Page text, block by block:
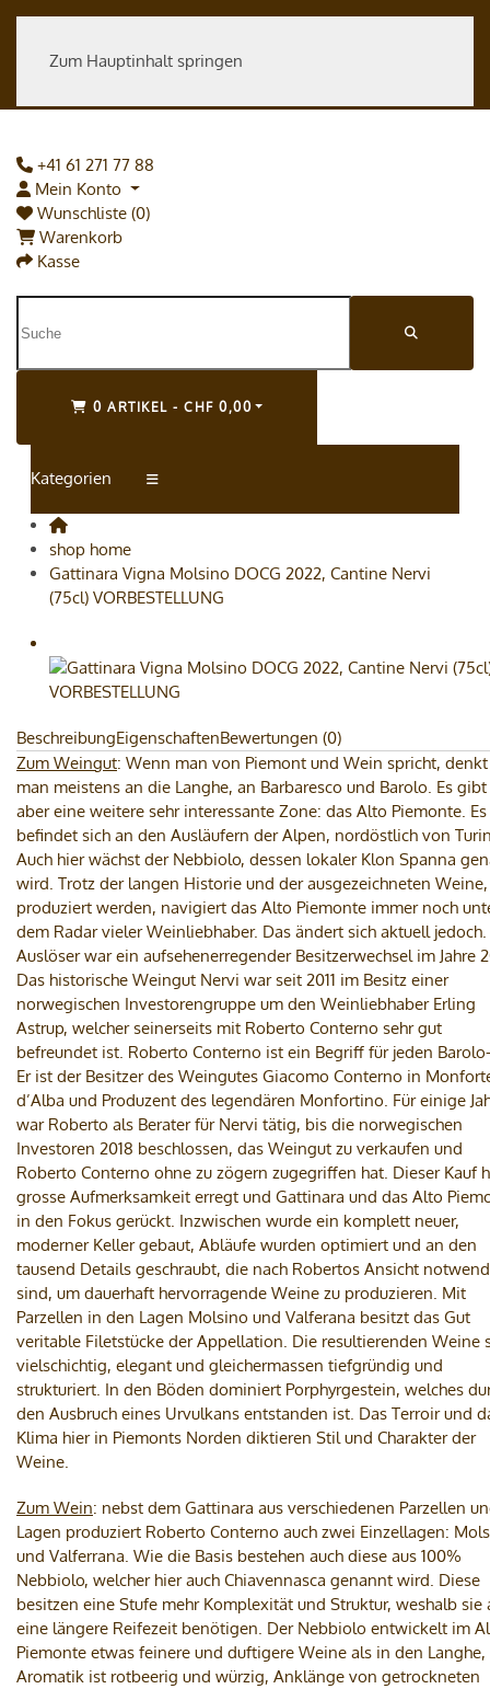
Zum Hauptinhalt springen
+41 61 271 77 88
Mein Konto
Wunschliste (0)
Warenkorb
Kasse
0 ARTIKEL - CHF 0,00
Kategorien
shop home
Gattinara Vigna Molsino DOCG 2022, Cantine Nervi
(75cl) VORBESTELLUNG
BeschreibungEigenschaftenBewertungen (0)
Zum Weingut: Wenn man von Piemont und Wein spricht, denkt
man meistens an die Langhe, an Barbaresco und Barolo. Es gibt
aber eine weitere sehr interessante Zone: das Alto Piemonte. Es
befindet sich an den Ausläufern der Alpen, nordöstlich von
Auch hier wächst der Nebbiolo, dessen lokaler Klon Spanna
wird. Trotz der langen Historie und der ausgezeichneten
produziert werden, navigiert das Alto Piemonte immer noch
dem Radar vieler Weinliebhaber. Das ändert sich aktuell jedoch.
Auslöser war ein aufsehenerregender Besitzerwechsel im Jahre
Das historische Weingut Nervi war seit 2011 im Besitz einer
norwegischen Investorengruppe um den Weinliebhaber Erling
Astrup, welcher seinerseits mit Roberto Conterno sehr gut
befreundet ist. Roberto Conterno ist ein Begriff für jeden
Er ist der Besitzer des Weingutes Giacomo Conterno in
d’Alba und Produzent des legendären Monfortino. Für einige
war Roberto als Berater für Nervi tätig, bis die norwegischen
Investoren 2018 beschlossen, das Weingut zu verkaufen und
Roberto Conterno ohne zu zögern zugegriffen hat. Dieser Kauf
grosse Aufmerksamkeit erregt und Gattinara und das Alto
in den Fokus gerückt. Inzwischen wurde ein komplett neuer,
moderner Keller gebaut, Abläufe wurden optimiert und an den
tausend Details geschraubt, die nach Robertos Ansicht
sind, um dauerhaft hervorragende Weine zu produzieren. Mit
Parzellen in den Lagen Molsino und Valferana besitzt das Gut
veritable Filetstücke der Appellation. Die resultierenden Weine
vielschichtig, elegant und gleichermassen tiefgründig und
strukturiert. In den Böden dominiert Porphyrgestein, welches
den Ausbruch eines Urvulkans entstanden ist. Das Terroir und
Klima hier in Piemonts Norden diktieren Stil und Charakter der
Weine.
Zum Wein: nebst dem Gattinara aus verschiedenen Parzellen
Lagen produziert Roberto Conterno auch zwei Einzellagen:
und Valferrana. Wie die Basis bestehen auch diese aus 100%
Nebbiolo, welcher hier auch Chiavennasca genannt wird. Diese
besitzen eine Stufe mehr Komplexität und Struktur, weshalb sie
eine längere Reifezeit benötigen. Der Nebbiolo entwickelt im
Piemonte etwas feinere und duftigere Weine als in den Langhe,
Aromatik ist rotbeerig und würzig, Anklänge von getrockneten